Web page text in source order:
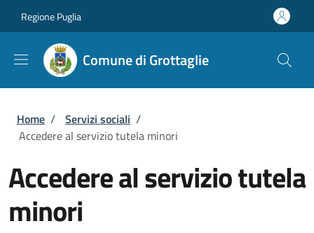
Regione Puglia
Comune di Grottaglie
Briciole di pane
Home / Servizi sociali /
Accedere al servizio tutela minori
Accedere al servizio tutela
minori